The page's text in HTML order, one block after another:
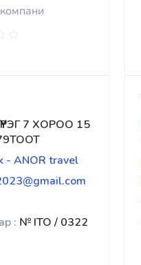
7 ХОРОО 15
- ANOR travel
: № ITO / 0322